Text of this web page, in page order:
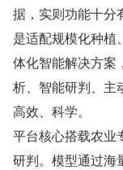
据，实则功能十分
是适配规模化种植
体化智能解决方案
析、智能研判、主
高效、科学。
平台核心搭载农业
研判。模型通过海